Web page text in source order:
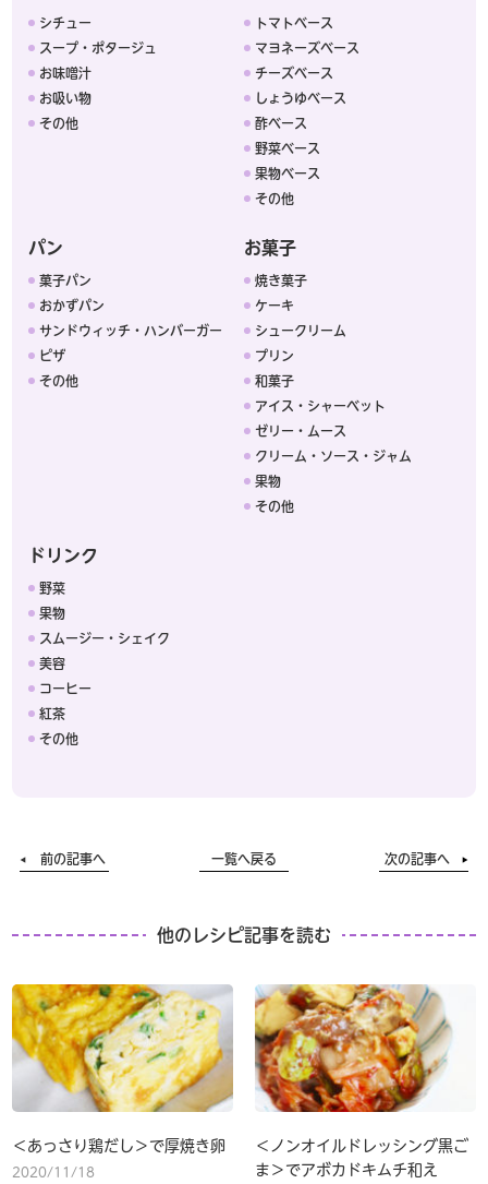
シチュー
スープ・ポタージュ
お味噌汁
お吸い物
その他
トマトベース
マヨネーズベース
チーズベース
しょうゆベース
酢ベース
野菜ベース
果物ベース
その他
パン
菓子パン
おかずパン
サンドウィッチ・ハンバーガー
ピザ
その他
お菓子
焼き菓子
ケーキ
シュークリーム
プリン
和菓子
アイス・シャーベット
ゼリー・ムース
クリーム・ソース・ジャム
果物
その他
ドリンク
野菜
果物
スムージー・シェイク
美容
コーヒー
紅茶
その他
前の記事へ 一覧へ戻る 次の記事へ
他のレシピ記事を読む
＜あっさり鶏だし＞で厚焼き卵
2020/11/18
＜ノンオイルドレッシング黒ご
ま＞でアボカドキムチ和え